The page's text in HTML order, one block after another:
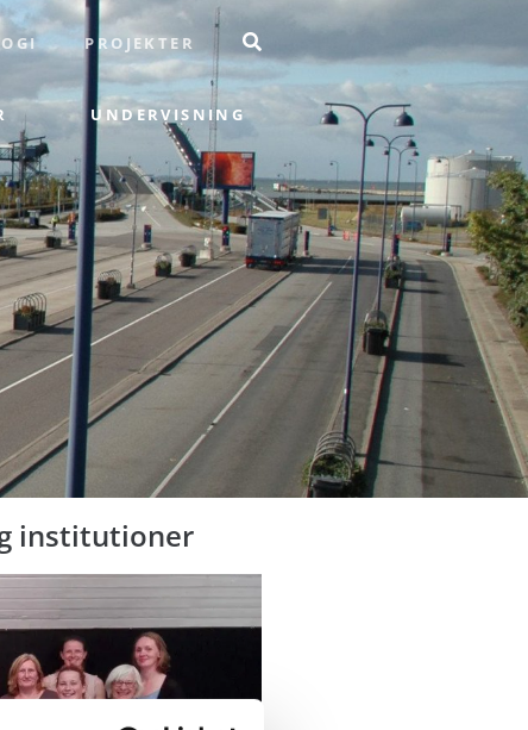
PROJEKTER
UNDERVISNING
institutioner